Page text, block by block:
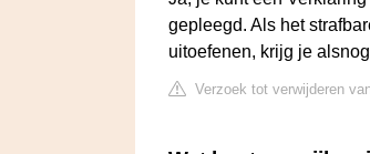
gepleegd. Als het
uitoefenen, krijg je
Verzoek tot verwijderen